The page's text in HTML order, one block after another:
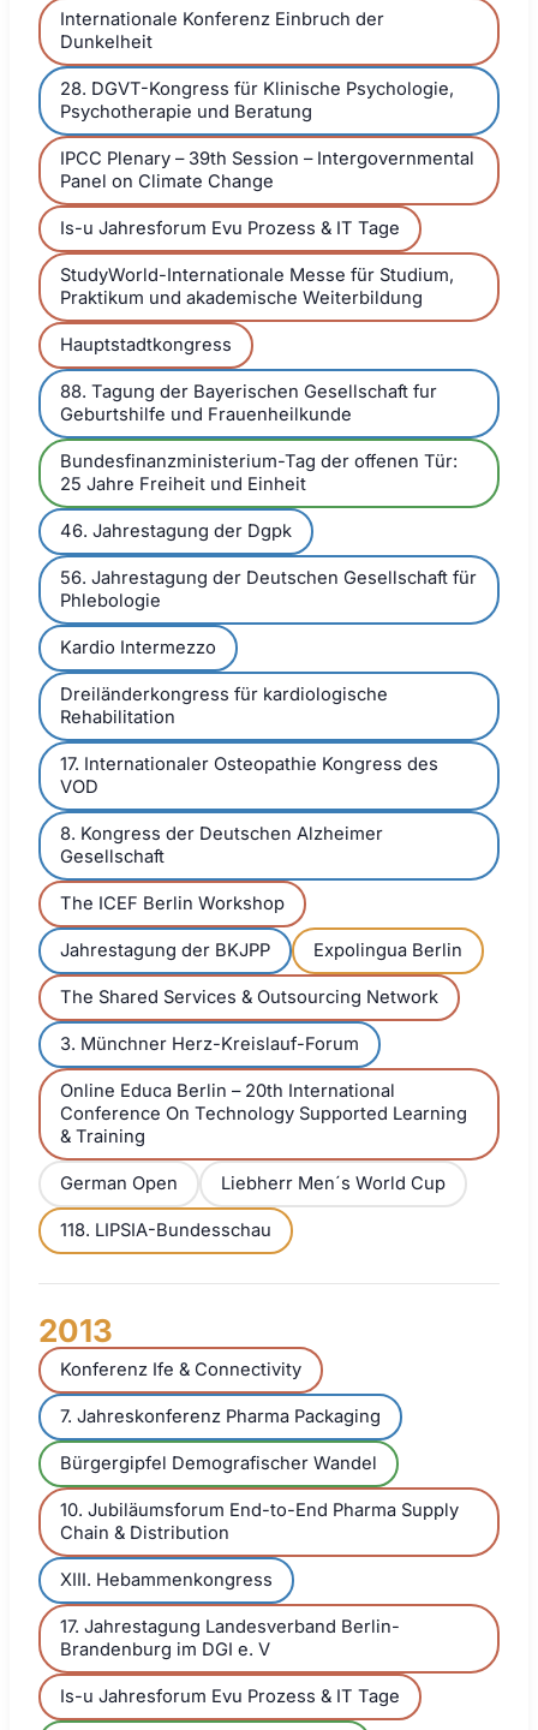
Internationale Konferenz Einbruch der
Dunkelheit
28. DGVT-Kongress für Klinische Psychologie,
Psychotherapie und Beratung
IPCC Plenary – 39th Session – Intergovernmental
Panel on Climate Change
Is-u Jahresforum Evu Prozess & IT Tage
StudyWorld-Internationale Messe für Studium,
Praktikum und akademische Weiterbildung
Hauptstadtkongress
88. Tagung der Bayerischen Gesellschaft fur
Geburtshilfe und Frauenheilkunde
Bundesfinanzministerium-Tag der offenen Tür:
25 Jahre Freiheit und Einheit
46. Jahrestagung der Dgpk
56. Jahrestagung der Deutschen Gesellschaft für
Phlebologie
Kardio Intermezzo
Dreiländerkongress für kardiologische
Rehabilitation
17. Internationaler Osteopathie Kongress des
VOD
8. Kongress der Deutschen Alzheimer
Gesellschaft
The ICEF Berlin Workshop
Jahrestagung der BKJPP Expolingua Berlin
The Shared Services & Outsourcing Network
3. Münchner Herz-Kreislauf-Forum
Online Educa Berlin – 20th International
Conference On Technology Supported Learning
& Training
German Open Liebherr Men´s World Cup
118. LIPSIA-Bundesschau
2013
Konferenz Ife & Connectivity
7. Jahreskonferenz Pharma Packaging
Bürgergipfel Demografischer Wandel
10. Jubiläumsforum End-to-End Pharma Supply
Chain & Distribution
XIII. Hebammenkongress
17. Jahrestagung Landesverband Berlin-
Brandenburg im DGI e. V
Is-u Jahresforum Evu Prozess & IT Tage